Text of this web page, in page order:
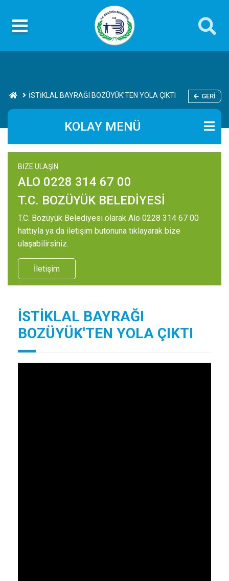
İSTİKLAL BAYRAĞI BOZÜYÜK'TEN YOLA ÇIKTI GERI
KOLAY MENÜ
BİZE ULAŞIN
ALO 0228 314 67 00
T.C. BOZÜYÜK BELEDİYESİ
T.C. Bozüyük Belediyesi olarak Alo 0228 314 67 00
hattıyla ya da iletişim butonuna tıklayarak bize
ulaşabilirsiniz.
İletişim
İSTİKLAL BAYRAĞI
BOZÜYÜK'TEN YOLA ÇIKTI